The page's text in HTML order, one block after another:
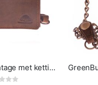
GreenBurry Vintage met ketting
Rating: